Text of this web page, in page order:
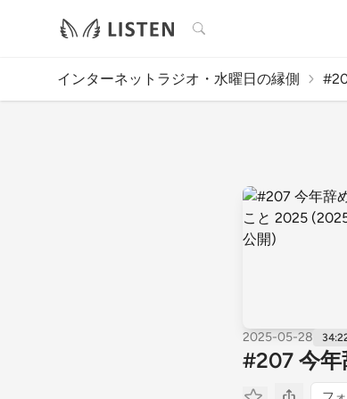
検索
インターネットラジオ・水曜日の縁側
2025-05-28
#207 今